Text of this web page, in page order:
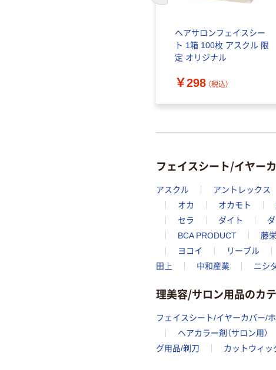
ヘアサロンフェイスシー
ト 1箱 100枚 アスクル 限
定 オリジナル
￥298 （税込）
フェイスシート/イヤー
アスクル アントレックス
オカ
オカモト
セラ
ダイト
BCA PRODUCT
藤栄
ヨコイ
リーブル
田上
中和産業 ニシ
理美容/サロン用品のカ
フェイスシート/イヤーカバー/
ヘアカラー剤（サロン用）
グ用品/剃刀
カットウィッ